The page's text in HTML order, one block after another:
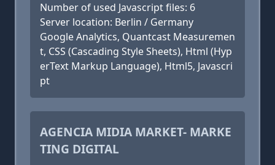
Number of used Javascript files: 6
Server location: Berlin / Germany
Google Analytics, Quantcast Measuremen
t, CSS (Cascading Style Sheets), Html (Hyp
erText Markup Language), Html5, Javascri
pt
AGENCIA MIDIA MARKET- MARKE
TING DIGITAL